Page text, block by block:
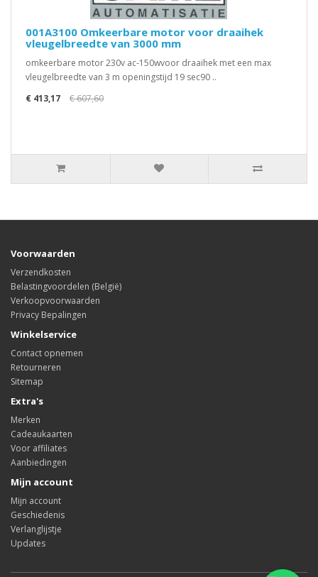
001A3100 Omkeerbare motor voor draaihek
vleugelbreedte van 3000 mm
omkeerbare motor 230v ac-150wvoor draaihek met een max
vleugelbreedte van 3 m openingstijd 19 sec90 ..
€ 413,17
€ 607,60
Voorwaarden
Verzendkosten
Belastingvoordelen (België)
Verkoopvoorwaarden
Privacy Bepalingen
Winkelservice
Contact opnemen
Retourneren
Sitemap
Extra's
Merken
Cadeaukaarten
Voor affiliates
Aanbiedingen
Mijn account
Mijn account
Geschiedenis
Verlanglijstje
Updates